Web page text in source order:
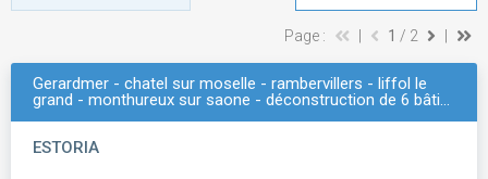
Page : 1 / 2
Gerardmer - chatel sur moselle - rambervillers - liffol le
grand - monthureux sur saone - déconstruction de 6 bâti…
ESTORIA